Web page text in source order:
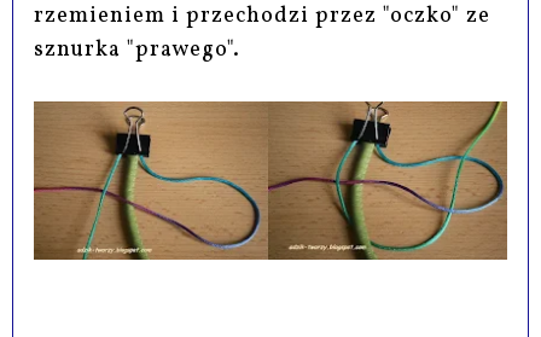
rzemieniem i przechodzi przez "oczko" ze
sznurka "prawego".